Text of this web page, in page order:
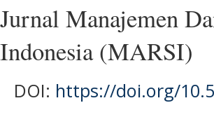
Jurnal Manajemen
Indonesia (MARSI)
DOI: https://doi.org/